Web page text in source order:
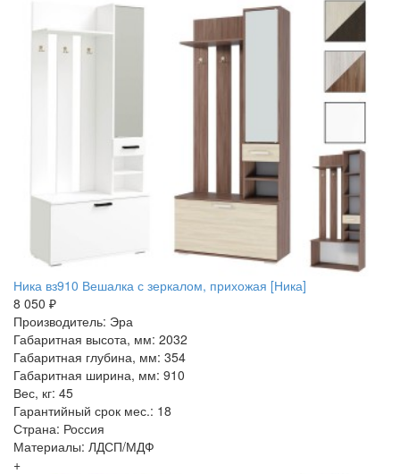
Ника вз910 Вешалка с зеркалом, прихожая [Ника]
8 050 ₽
Производитель: Эра
Габаритная высота, мм: 2032
Габаритная глубина, мм: 354
Габаритная ширина, мм: 910
Вес, кг: 45
Гарантийный срок мес.: 18
Страна: Россия
Материалы: ЛДСП/МДФ
+